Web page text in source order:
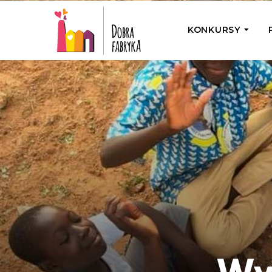
KONKURSY
Wyjedź z
Odwiedź
działamy
Przybij 5 w
Wyjedź do
Żakowskim z